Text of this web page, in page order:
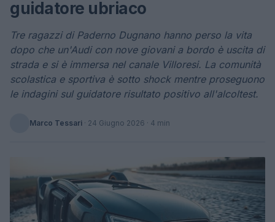
guidatore ubriaco
Tre ragazzi di Paderno Dugnano hanno perso la vita
dopo che un'Audi con nove giovani a bordo è uscita di
strada e si è immersa nel canale Villoresi. La comunità
scolastica e sportiva è sotto shock mentre proseguono
le indagini sul guidatore risultato positivo all'alcoltest.
Marco Tessari · 24 Giugno 2026 · 4 min